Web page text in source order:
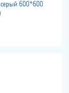
серый 600*600